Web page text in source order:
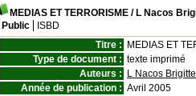
MEDIAS ET TERRORISME / L Nacos
Public
ISBD
Titre :
MEDIAS ET
Type de document : texte imprimé
Auteurs :
L Nacos Brigitte
Année de publication : Avril 2005